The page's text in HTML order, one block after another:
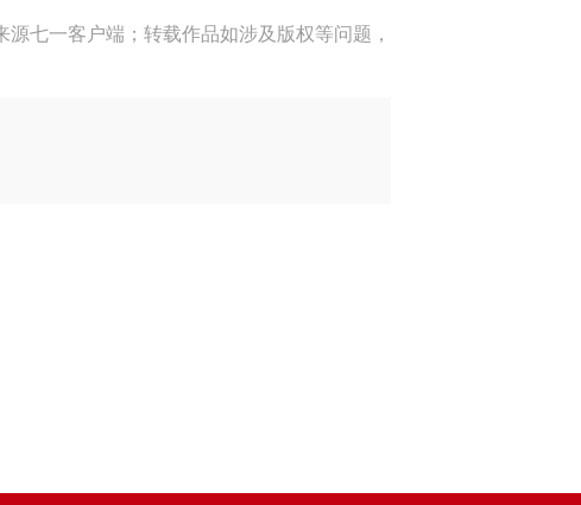
七一客户端；转载作品如涉及版权等问题，